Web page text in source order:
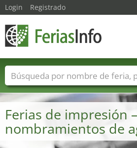
Ferias de impresión
nombramientos de
Login Registrado
Nombres de ferias Países
Sectores de ferias
Sectores de proveedor de servicios